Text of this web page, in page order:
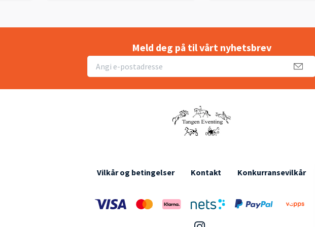
Meld deg på til vårt nyhetsbrev
Vilkår og betingelser Kontakt Konkurransevilkår